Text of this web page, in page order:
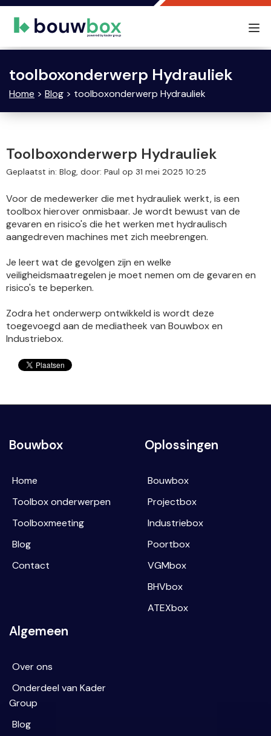
toolboxonderwerp Hydrauliek
Home > Blog > toolboxonderwerp Hydrauliek
Toolboxonderwerp Hydrauliek
Geplaatst in: Blog, door: Paul op 31 mei 2025 10:25
Voor de medewerker die met hydrauliek werkt, is een
toolbox hierover onmisbaar. Je wordt bewust van de
gevaren en risico's die het werken met hydraulisch
aangedreven machines met zich meebrengen.
Je leert wat de gevolgen zijn en welke
veiligheidsmaatregelen je moet nemen om de gevaren en
risico's te beperken.
Zodra het onderwerp ontwikkeld is wordt deze
toegevoegd aan de mediatheek van Bouwbox en
Industriebox.
Bouwbox
Home
Toolbox onderwerpen
Toolboxmeeting
Blog
Contact
Oplossingen
Bouwbox
Projectbox
Industriebox
Poortbox
VGMbox
BHVbox
ATEXbox
Algemeen
Over ons
Onderdeel van Kader
Group
Blog